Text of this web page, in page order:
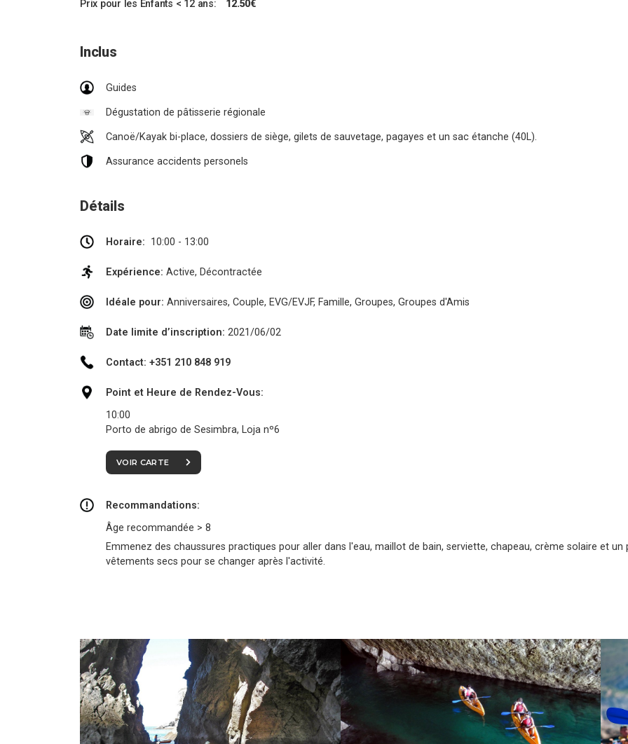
Prix pour les Enfants < 12 ans: 12.50€
Inclus
Guides
Dégustation de pâtisserie régionale
Canoë/Kayak bi-place, dossiers de siège, gilets de sauvetage, pagayes et un sac étanche (40L).
Assurance accidents personels
Détails
Horaire: 10:00 - 13:00
Expérience: Active, Décontractée
Idéale pour: Anniversaires, Couple, EVG/EVJF, Famille, Groupes, Groupes d'Amis
Date limite d’inscription: 2021/06/02
Contact: +351 210 848 919
Point et Heure de Rendez-Vous:
10:00
Porto de abrigo de Sesimbra, Loja nº6
VOIR CARTE
Recommandations:
Âge recommandée > 8
Emmenez des chaussures practiques pour aller dans l'eau, maillot de bain, serviette, chapeau, crème solaire et
vêtements secs pour se changer après l'activité.